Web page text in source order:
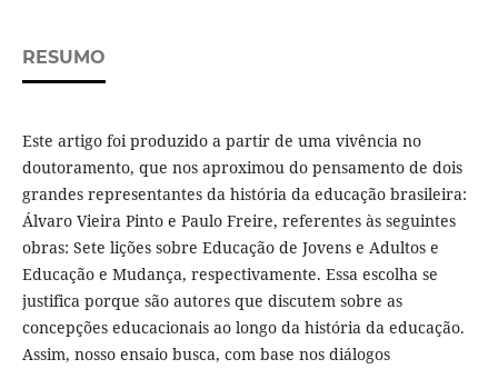
RESUMO
Este artigo foi produzido a partir de uma vivência no
doutoramento, que nos aproximou do pensamento de dois
grandes representantes da história da educação brasileira:
Álvaro Vieira Pinto e Paulo Freire, referentes às seguintes
obras: Sete lições sobre Educação de Jovens e Adultos e
Educação e Mudança, respectivamente. Essa escolha se
justifica porque são autores que discutem sobre as
concepções educacionais ao longo da história da educação.
Assim, nosso ensaio busca, com base nos diálogos